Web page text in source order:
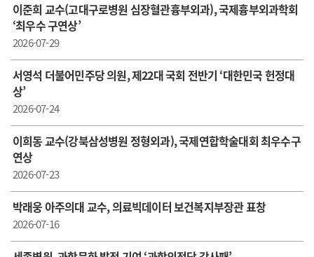
이준희 교수(고대구로병원 심장혈관흉부외과), 국제흉부외과학회
‘최우수 구연상’
2026-07-29
서영석 더불어민주당 의원, 제22대 국회 전반기 ‘대한민국 헌정대
상’
2026-07-24
이희동 교수(강북삼성병원 정형외과), 국제연합학술대회 최우수구
연상
2026-07-23
박래웅 아주의대 교수, 의료빅데이터 보건복지부장관 표창
2026-07-16